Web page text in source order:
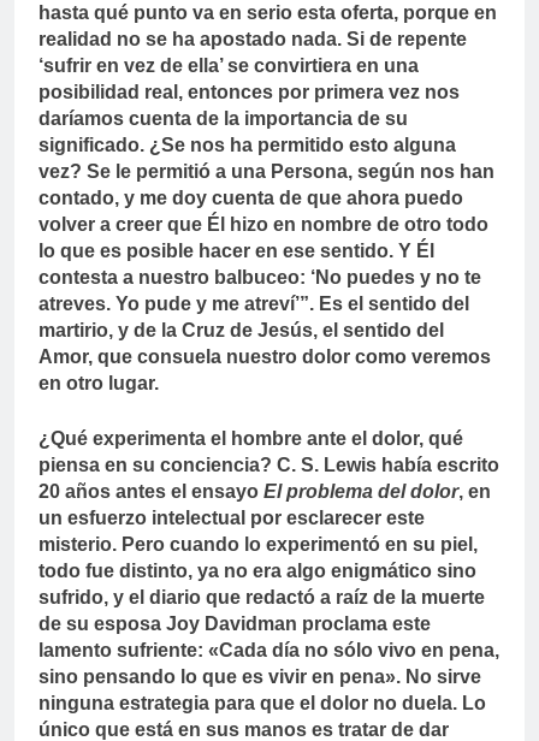
hasta qué punto va en serio esta oferta, porque en
realidad no se ha apostado nada. Si de repente
‘sufrir en vez de ella’ se convirtiera en una
posibilidad real, entonces por primera vez nos
daríamos cuenta de la importancia de su
significado. ¿Se nos ha permitido esto alguna
vez? Se le permitió a una Persona, según nos han
contado, y me doy cuenta de que ahora puedo
volver a creer que Él hizo en nombre de otro todo
lo que es posible hacer en ese sentido. Y Él
contesta a nuestro balbuceo: ‘No puedes y no te
atreves. Yo pude y me atreví’”. Es el sentido del
martirio, y de la Cruz de Jesús, el sentido del
Amor, que consuela nuestro dolor como veremos
en otro lugar.
¿Qué experimenta el hombre ante el dolor, qué
piensa en su conciencia? C. S. Lewis había escrito
20 años antes el ensayo El problema del dolor, en
un esfuerzo intelectual por esclarecer este
misterio. Pero cuando lo experimentó en su piel,
todo fue distinto, ya no era algo enigmático sino
sufrido, y el diario que redactó a raíz de la muerte
de su esposa Joy Davidman proclama este
lamento sufriente: «Cada día no sólo vivo en pena,
sino pensando lo que es vivir en pena». No sirve
ninguna estrategia para que el dolor no duela. Lo
único que está en sus manos es tratar de dar